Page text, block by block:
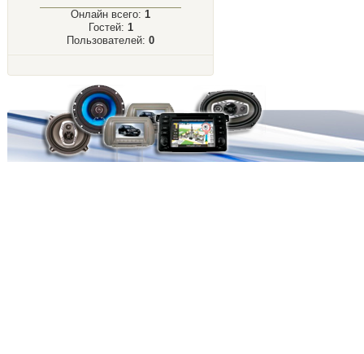
Онлайн всего: 1
Гостей: 1
Пользователей: 0